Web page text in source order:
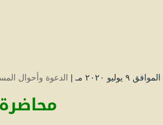
الدعوة وأحوال
محاضرة